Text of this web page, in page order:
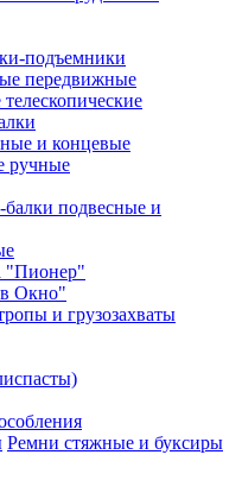
подъемники
передвижные
и концевые
ручные
подвесные и
"Пионер"
Окно"
и грузозахваты
Ремни стяжные и буксиры